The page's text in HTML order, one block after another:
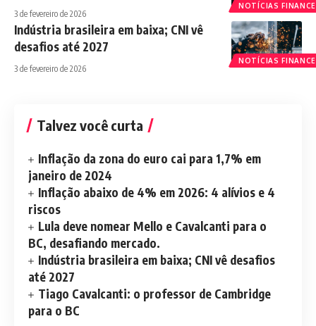
NOTÍCIAS
3 de fevereiro de 2026
NOTÍCIAS
Indústria brasileira em baixa; CNI vê
desafios até 2027
3 de fevereiro de 2026
Talvez você curta
Inflação da zona do euro cai para 1,7% em
janeiro de 2024
Inflação abaixo de 4% em 2026: 4 alívios e 4
riscos
Lula deve nomear Mello e Cavalcanti para o
BC, desafiando mercado.
Indústria brasileira em baixa; CNI vê desafios
até 2027
Tiago Cavalcanti: o professor de Cambridge
para o BC